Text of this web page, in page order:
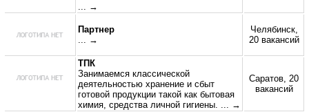
... →
Партнер
... →
Челябинск,
20 вакансий
ТПК
Занимаемся классической
деятельностью хранение и сбыт
готовой продукции такой как бытовая
химия, средства личной гигиены.
... →
Саратов, 20
вакансий